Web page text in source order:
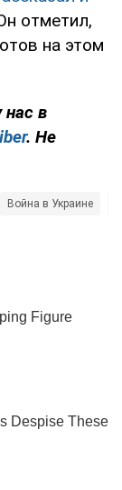
отметил,
на этом
нас в
. Не
Война в Украине